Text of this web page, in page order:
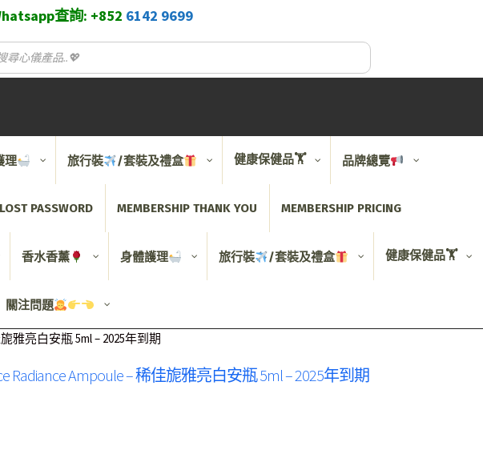
查詢: +852 6142 9699
理 旅行裝 /套裝及禮盒 健康保健品🏋️ 品牌總覽
LOST PASSWORD MEMBERSHIP THANK YOU MEMBERSHIP PRICING
香水香薰 身體護理 旅行裝 /套裝及禮盒 健康保健品🏋️
關注問題
雅亮白安瓶 5ml – 2025年到期
Radiance Ampoule – 稀佳旎雅亮白安瓶 5ml – 2025年到期